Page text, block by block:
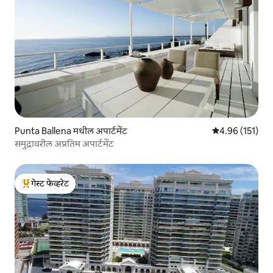
Punta Ballena मधील अपार्टमेंट 5 पैकी 4.96
4.96 (151)
समुद्रावरील अप्रतिम अपार्टमेंट
टॉप गेस्ट फेव्हरेट
गेस्ट फेव्हरेट